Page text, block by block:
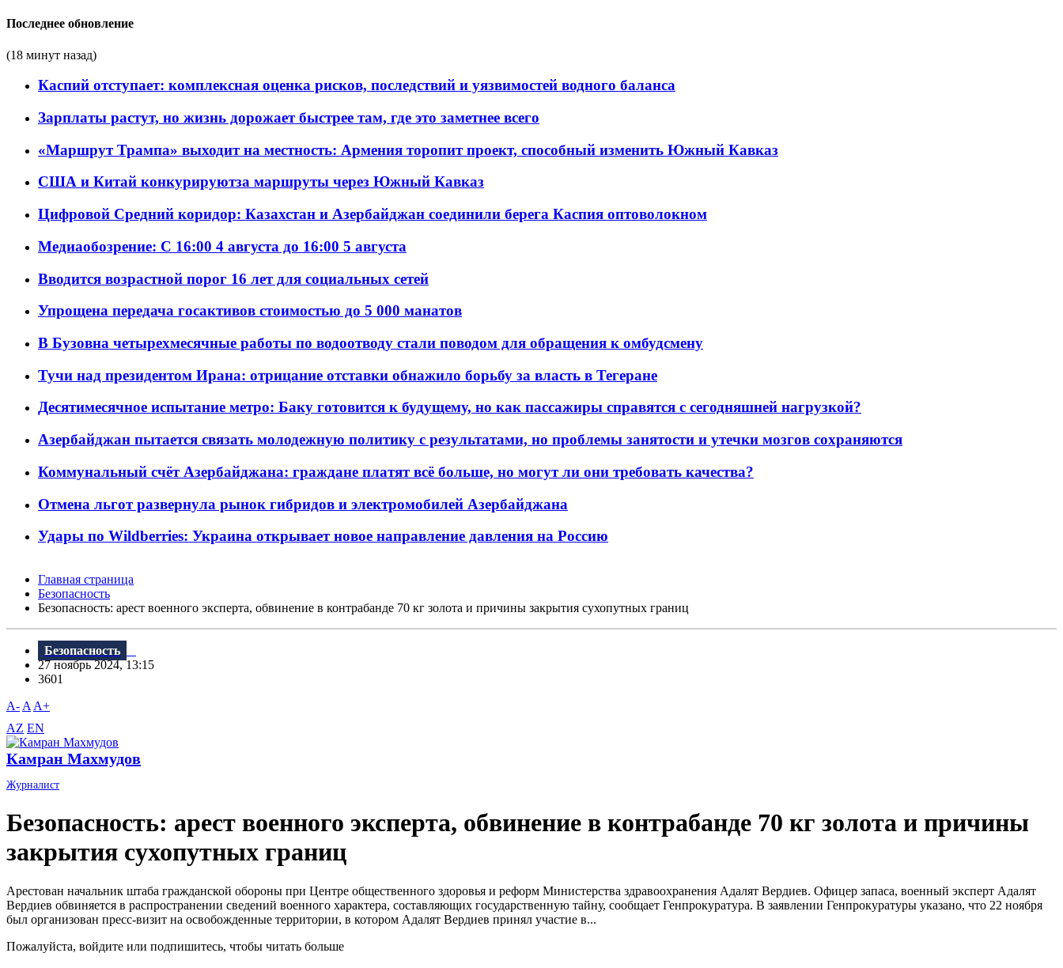
Последнее обновление
(18 минут назад)
Каспий отступает: комплексная оценка рисков, последствий и уязвимостей водного баланса
Зарплаты растут, но жизнь дорожает быстрее там, где это заметнее всего
«Маршрут Трампа» выходит на местность: Армения торопит проект, способный изменить Южный Кавказ
США и Китай конкурируютза маршруты через Южный Кавказ
Цифровой Средний коридор: Казахстан и Азербайджан соединили берега Каспия оптоволокном
Медиаобозрение: С 16:00 4 августа до 16:00 5 августа
Вводится возрастной порог 16 лет для социальных сетей
Упрощена передача госактивов стоимостью до 5 000 манатов
В Бузовна четырехмесячные работы по водоотводу стали поводом для обращения к омбудсмену
Тучи над президентом Ирана: отрицание отставки обнажило борьбу за власть в Тегеране
Десятимесячное испытание метро: Баку готовится к будущему, но как пассажиры справятся с сегодняшней нагрузкой?
Азербайджан пытается связать молодежную политику с результатами, но проблемы занятости и утечки мозгов сохраняются
Коммунальный счёт Азербайджана: граждане платят всё больше, но могут ли они требовать качества?
Отмена льгот развернула рынок гибридов и электромобилей Азербайджана
Удары по Wildberries: Украина открывает новое направление давления на Россию
Главная страница
Безопасность
Безопасность: арест военного эксперта, обвинение в контрабанде 70 кг золота и причины закрытия сухопутных границ
Безопасность
27 ноябрь 2024, 13:15
3601
A- A A+
AZ EN
Камран Махмудов
Журналист
Безопасность: арест военного эксперта, обвинение в контрабанде 70 кг золота и причины
закрытия сухопутных границ
Арестован начальник штаба гражданской обороны при Центре общественного здоровья и реформ Министерства здравоохранения Адалят Вердиев. Офицер запаса, военный эксперт Адалят
Вердиев обвиняется в распространении сведений военного характера, составляющих государственную тайну, сообщает Генпрокуратура. В заявлении Генпрокуратуры указано, что 22 ноября
был организован пресс-визит на освобожденные территории, в котором Адалят Вердиев принял участие в...
Пожалуйста, войдите или подпишитесь, чтобы читать больше